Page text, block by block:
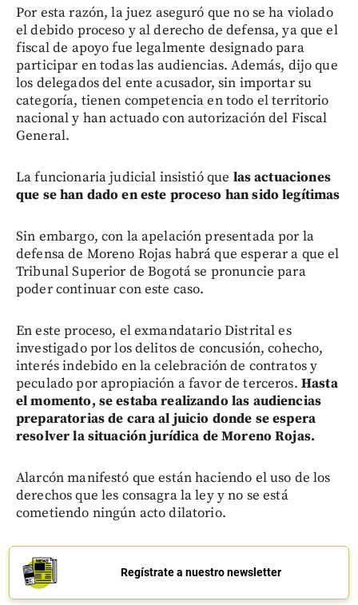
Por esta razón, la juez aseguró que no se ha violado
el debido proceso y al derecho de defensa, ya que el
fiscal de apoyo fue legalmente designado para
participar en todas las audiencias. Además, dijo que
los delegados del ente acusador, sin importar su
categoría, tienen competencia en todo el territorio
nacional y han actuado con autorización del Fiscal
General.
La funcionaria judicial insistió que las actuaciones
que se han dado en este proceso han sido legítimas
Sin embargo, con la apelación presentada por la
defensa de Moreno Rojas habrá que esperar a que el
Tribunal Superior de Bogotá se pronuncie para
poder continuar con este caso.
En este proceso, el exmandatario Distrital es
investigado por los delitos de concusión, cohecho,
interés indebido en la celebración de contratos y
peculado por apropiación a favor de terceros. Hasta
el momento, se estaba realizando las audiencias
preparatorias de cara al juicio donde se espera
resolver la situación jurídica de Moreno Rojas.
Alarcón manifestó que están haciendo el uso de los
derechos que les consagra la ley y no se está
cometiendo ningún acto dilatorio.
Regístrate a nuestro newsletter